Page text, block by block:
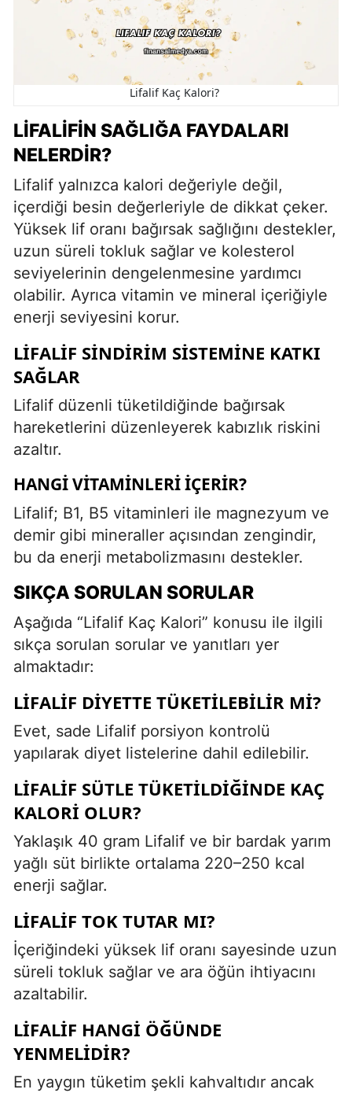
Lifalif Kaç Kalori?
LIFALIFIN SAĞLIĞA FAYDALARI
NELERDIR?
Lifalif yalnızca kalori değeriyle değil,
içerdiği besin değerleriyle de dikkat çeker.
Yüksek lif oranı bağırsak sağlığını destekler,
uzun süreli tokluk sağlar ve kolesterol
seviyelerinin dengelenmesine yardımcı
olabilir. Ayrıca vitamin ve mineral içeriğiyle
enerji seviyesini korur.
LIFALIF SINDIRIM SISTEMINE KATKI
SAĞLAR
Lifalif düzenli tüketildiğinde bağırsak
hareketlerini düzenleyerek kabızlık riskini
azaltır.
HANGI VITAMINLERI İÇERIR?
Lifalif; B1, B5 vitaminleri ile magnezyum ve
demir gibi mineraller açısından zengindir,
bu da enerji metabolizmasını destekler.
SIKÇA SORULAN SORULAR
Aşağıda “Lifalif Kaç Kalori” konusu ile ilgili
sıkça sorulan sorular ve yanıtları yer
almaktadır:
LIFALIF DIYETTE TÜKETILEBILIR MI?
Evet, sade Lifalif porsiyon kontrolü
yapılarak diyet listelerine dahil edilebilir.
LIFALIF SÜTLE TÜKETILDIĞINDE KAÇ
KALORI OLUR?
Yaklaşık 40 gram Lifalif ve bir bardak yarım
yağlı süt birlikte ortalama 220–250 kcal
enerji sağlar.
LIFALIF TOK TUTAR MI?
İçeriğindeki yüksek lif oranı sayesinde uzun
süreli tokluk sağlar ve ara öğün ihtiyacını
azaltabilir.
LIFALIF HANGI ÖĞÜNDE
YENMELIDIR?
En yaygın tüketim şekli kahvaltıdır ancak